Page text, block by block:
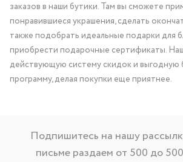
заказов в наши бутики. Там вы сможете
понравившиеся украшения, сделать
также подобрать идеальные подарки для
приобрести подарочные сертификаты.
действующую систему скидок и выгодную
программу, делая покупки еще приятнее.
Подпишитесь на нашу
письме раздаем от 500 до